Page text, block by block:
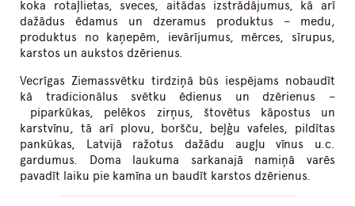
koka rotaļlietas, sveces, aitādas izstrādājumus, kā arī
dažādus ēdamus un dzeramus produktus – medu,
produktus no kaņepēm, ievārījumus, mērces, sīrupus,
karstos un aukstos dzērienus.
Vecrīgas Ziemassvētku tirdziņā būs iespējams nobaudīt
kā tradicionālus svētku ēdienus un dzērienus –
piparkūkas, pelēkos zirņus, štovētus kāpostus un
karstvīnu, tā arī plovu, boršču, beļģu vafeles, pildītas
pankūkas, Latvijā ražotus dažādu augļu vīnus u.c.
gardumus. Doma laukuma sarkanajā namiņā varēs
pavadīt laiku pie kamīna un baudīt karstos dzērienus.